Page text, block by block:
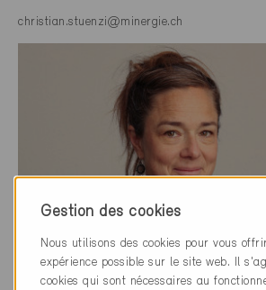
christian.stuenzi@minergie.ch
Gestion des cookies
Nous utilisons des cookies pour vous
expérience possible sur le site web. Il
cookies qui sont nécessaires au